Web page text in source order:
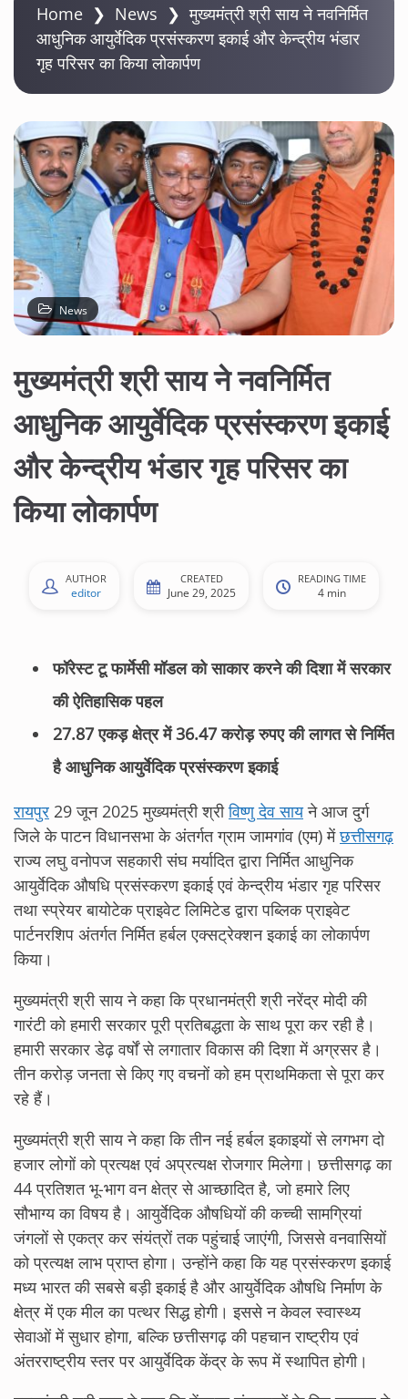
Home ❯ News ❯मुख्यमंत्री श्री साय ने नवनिर्मित
आधुनिक आयुर्वेदिक प्रसंस्करण इकाई और केन्द्रीय भंडार
गृह परिसर का किया लोकार्पण
News
मुख्यमंत्री श्री साय ने नवनिर्मित
आधुनिक आयुर्वेदिक प्रसंस्करण इकाई
और केन्द्रीय भंडार गृह परिसर का
किया लोकार्पण
AUTHOR
editor
CREATED
June 29, 2025
READING TIME
4 min
फॉरेस्ट टू फार्मेसी मॉडल को साकार करने की दिशा में सरकार
की ऐतिहासिक पहल
27.87 एकड़ क्षेत्र में 36.47 करोड़ रुपए की लागत से निर्मित
है आधुनिक आयुर्वेदिक प्रसंस्करण इकाई
रायपुर 29 जून 2025 मुख्यमंत्री श्रीविष्णु देव सायने आज दुर्ग
जिले के पाटन विधानसभा के अंतर्गत ग्राम जामगांव (एम) मेंछत्तीसगढ़
राज्य लघु वनोपज सहकारी संघ मर्यादित द्वारा निर्मित आधुनिक
आयुर्वेदिक औषधि प्रसंस्करण इकाई एवं केन्द्रीय भंडार गृह परिसर
तथा स्प्रेयर बायोटेक प्राइवेट लिमिटेड द्वारा पब्लिक प्राइवेट
पार्टनरशिप अंतर्गत निर्मित हर्बल एक्सट्रेक्शन इकाई का लोकार्पण
किया।
मुख्यमंत्री श्री साय ने कहा कि प्रधानमंत्री श्री नरेंद्र मोदी की
गारंटी को हमारी सरकार पूरी प्रतिबद्धता के साथ पूरा कर रही है।
हमारी सरकार डेढ़ वर्षों से लगातार विकास की दिशा में अग्रसर है।
तीन करोड़ जनता से किए गए वचनों को हम प्राथमिकता से पूरा कर
रहे हैं।
मुख्यमंत्री श्री साय ने कहा कि तीन नई हर्बल इकाइयों से लगभग दो
हजार लोगों को प्रत्यक्ष एवं अप्रत्यक्ष रोजगार मिलेगा। छत्तीसगढ़ का
44 प्रतिशत भू-भाग वन क्षेत्र से आच्छादित है, जो हमारे लिए
सौभाग्य का विषय है। आयुर्वेदिक औषधियों की कच्ची सामग्रियां
जंगलों से एकत्र कर संयंत्रों तक पहुंचाई जाएंगी, जिससे वनवासियों
को प्रत्यक्ष लाभ प्राप्त होगा। उन्होंने कहा कि यह प्रसंस्करण इकाई
मध्य भारत की सबसे बड़ी इकाई है और आयुर्वेदिक औषधि निर्माण के
क्षेत्र में एक मील का पत्थर सिद्ध होगी। इससे न केवल स्वास्थ्य
सेवाओं में सुधार होगा, बल्कि छत्तीसगढ़ की पहचान राष्ट्रीय एवं
अंतरराष्ट्रीय स्तर पर आयुर्वेदिक केंद्र के रूप में स्थापित होगी।